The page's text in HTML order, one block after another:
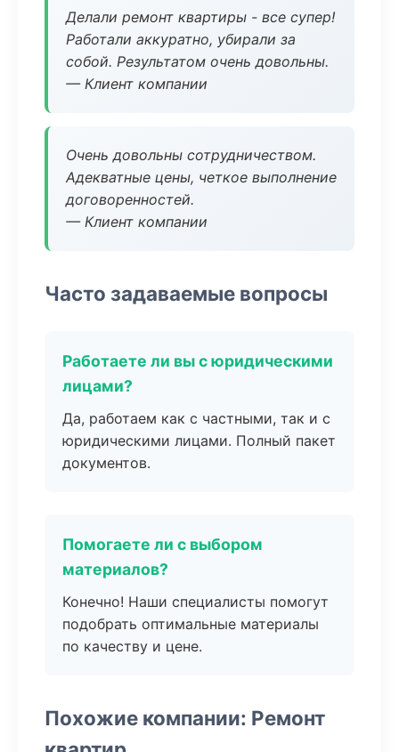
Делали ремонт квартиры - все супер!
Работали аккуратно, убирали за
собой. Результатом очень довольны.
— Клиент компании
Очень довольны сотрудничеством.
Адекватные цены, четкое выполнение
договоренностей.
— Клиент компании
Часто задаваемые вопросы
Работаете ли вы с юридическими
лицами?
Да, работаем как с частными, так и с
юридическими лицами. Полный пакет
документов.
Помогаете ли с выбором
материалов?
Конечно! Наши специалисты помогут
подобрать оптимальные материалы
по качеству и цене.
Похожие компании: Ремонт